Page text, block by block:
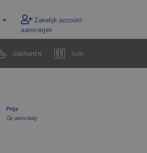
DAKRAMEN TUIN
Prijs
Op aanvraag